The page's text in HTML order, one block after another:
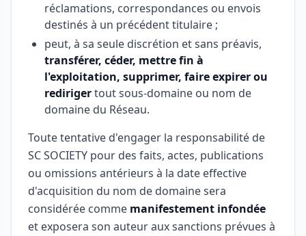
réclamations, correspondances ou envois
destinés à un précédent titulaire ;
peut, à sa seule discrétion et sans préavis,
transférer, céder, mettre fin à
l'exploitation, supprimer, faire expirer ou
redirigertout sous-domaine ou nom de
domaine du Réseau.
Toute tentative d'engager la responsabilité de
SC SOCIETY pour des faits, actes, publications
ou omissions antérieurs à la date effective
d'acquisition du nom de domaine sera
considérée comme manifestement infondée
et exposera son auteur aux sanctions prévues à